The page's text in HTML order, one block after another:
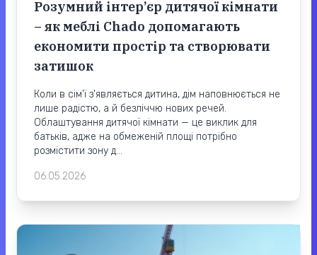
Розумний інтер’єр дитячої кімнати
– як меблі Chado допомагають
економити простір та створювати
затишок
Коли в сім'ї з'являється дитина, дім наповнюється не
лише радістю, а й безліччю нових речей.
Облаштування дитячої кімнати — це виклик для
батьків, адже на обмеженій площі потрібно
розмістити зону д...
06.05.2026